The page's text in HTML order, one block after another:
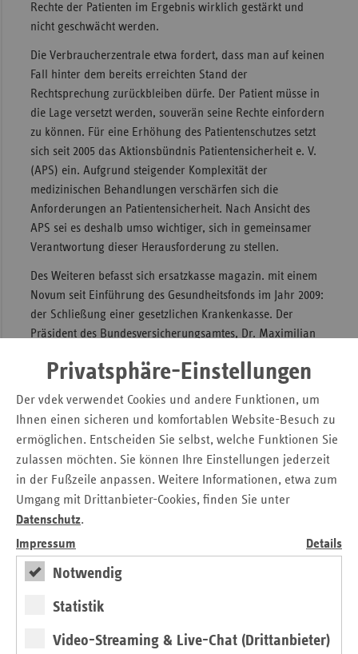
Privatsphäre-Einstellungen
Der vdek verwendet Cookies und andere Funktionen, um
Ihnen einen sicheren und komfortablen Website-Besuch zu
ermöglichen. Entscheiden Sie selbst, welche Funktionen Sie
zulassen möchten. Sie können Ihre Einstellungen jederzeit
in der Fußzeile anpassen. Weitere Informationen, etwa zum
Umgang mit Drittanbieter-Cookies, finden Sie unter
Datenschutz.
Impressum
Details
Notwendig
Statistik
Video-Streaming & Live-Chat (Drittanbieter)
Rechte der Patienten im Ergebnis wirklich gestärkt und
nicht geschwächt werden.
Die Verbraucherzentrale etwa fordert, dass man auf keinen
Fall hinter dem bereits erreichten Stand der
Rechtsprechung zurückbleiben dürfe. Der Patient müsse in
die Lage versetzt werden, souverän seine Rechte einfordern
zu können. Für eine Erhöhung des Patientenschutzes setzt
sich seit 2005 das Aktionsbündnis Patientensicherheit e. V.
(APS) ein. Aufgrund steigender Komplexität der
medizinischen Behandlungen verschärfen sich die
Anforderungen an Patientensicherheit. Nach Ansicht des
APS sei es deshalb umso wichtiger, sich in gemeinsamer
Verantwortung dieser Herausforderung zu stellen.
Des Weiteren befasst sich ersatzkasse magazin. mit einem
Novum seit Einführung des Gesundheitsfonds im Jahr 2009:
der Schließung einer gesetzlichen Krankenkasse. Der
Präsident des Bundesversicherungsamtes, Dr. Maximilian
Schließung, die Fusionsprozesse innerhalb der
Im Fokus steht außerdem das GKV-
Versorgungsstrukturgesetz, mit dem die schwarz-gelbe
Koalition eine bessere ärztliche Versorgung auf den Weg
bringen will. Aus Sicht der Ersatzkassen lässt der
entsprechende Referentenentwurf trotz guter Ansätze
Überversorgungsprobleme vermissen. Hier muss unbedingt
nachgesteuert werden.